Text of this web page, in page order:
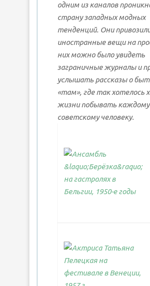
одним из каналов
страну западных модных
тенденций. Они
иностранные вещи на
них можно было увидеть
заграничные журналы и
услышать рассказы о
«там», где так хотелось
жизни побывать каждому
советскому человеку.